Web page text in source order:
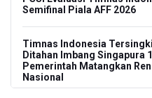
Semifinal Piala AFF 2026
Timnas Indonesia
Ditahan Imbang Singapura
Pemerintah Matangkan
Nasional